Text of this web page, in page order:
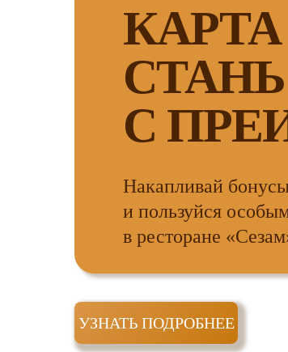
С
Накапливай
и пользуйся
в ресторане
УЗНАТЬ ПОДРОБНЕЕ